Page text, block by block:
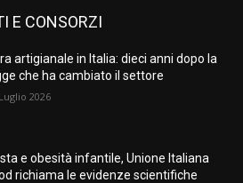
E CONSORZI
artigianale in Italia: dieci anni dopo la
che ha cambiato il settore
2026
e obesità infantile, Unione Italiana
richiama le evidenze scientifiche